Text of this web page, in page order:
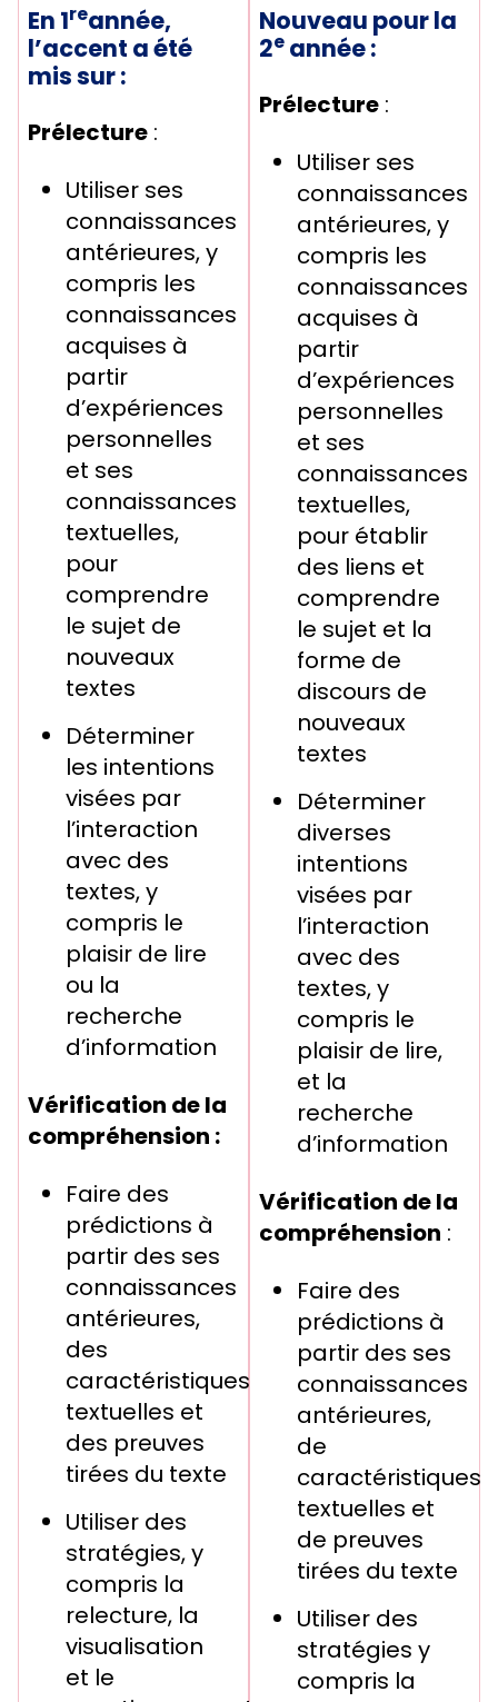
En 1reannée,
l’accent a été
mis sur :
Prélecture :
Utiliser ses
connaissances
antérieures, y
compris les
connaissances
acquises à
partir
d’expériences
personnelles
et ses
connaissances
textuelles,
pour
comprendre
le sujet de
nouveaux
textes
Déterminer
les intentions
visées par
l’interaction
avec des
textes, y
compris le
plaisir de lire
ou la
recherche
d’information
Vérification de la
compréhension :
Faire des
prédictions à
partir des ses
connaissances
antérieures,
des
caractéristiques
textuelles et
des preuves
tirées du texte
Utiliser des
stratégies, y
compris la
relecture, la
visualisation
et le
Nouveau pour la
2e année :
Prélecture :
Utiliser ses
connaissances
antérieures, y
compris les
connaissances
acquises à
partir
d’expériences
personnelles
et ses
connaissances
textuelles,
pour établir
des liens et
comprendre
le sujet et la
forme de
discours de
nouveaux
textes
Déterminer
diverses
intentions
visées par
l’interaction
avec des
textes, y
compris le
plaisir de lire,
et la
recherche
d’information
Vérification de la
compréhension :
Faire des
prédictions à
partir des ses
connaissances
antérieures,
de
caractéristiques
textuelles et
de preuves
tirées du texte
Utiliser des
stratégies y
compris la